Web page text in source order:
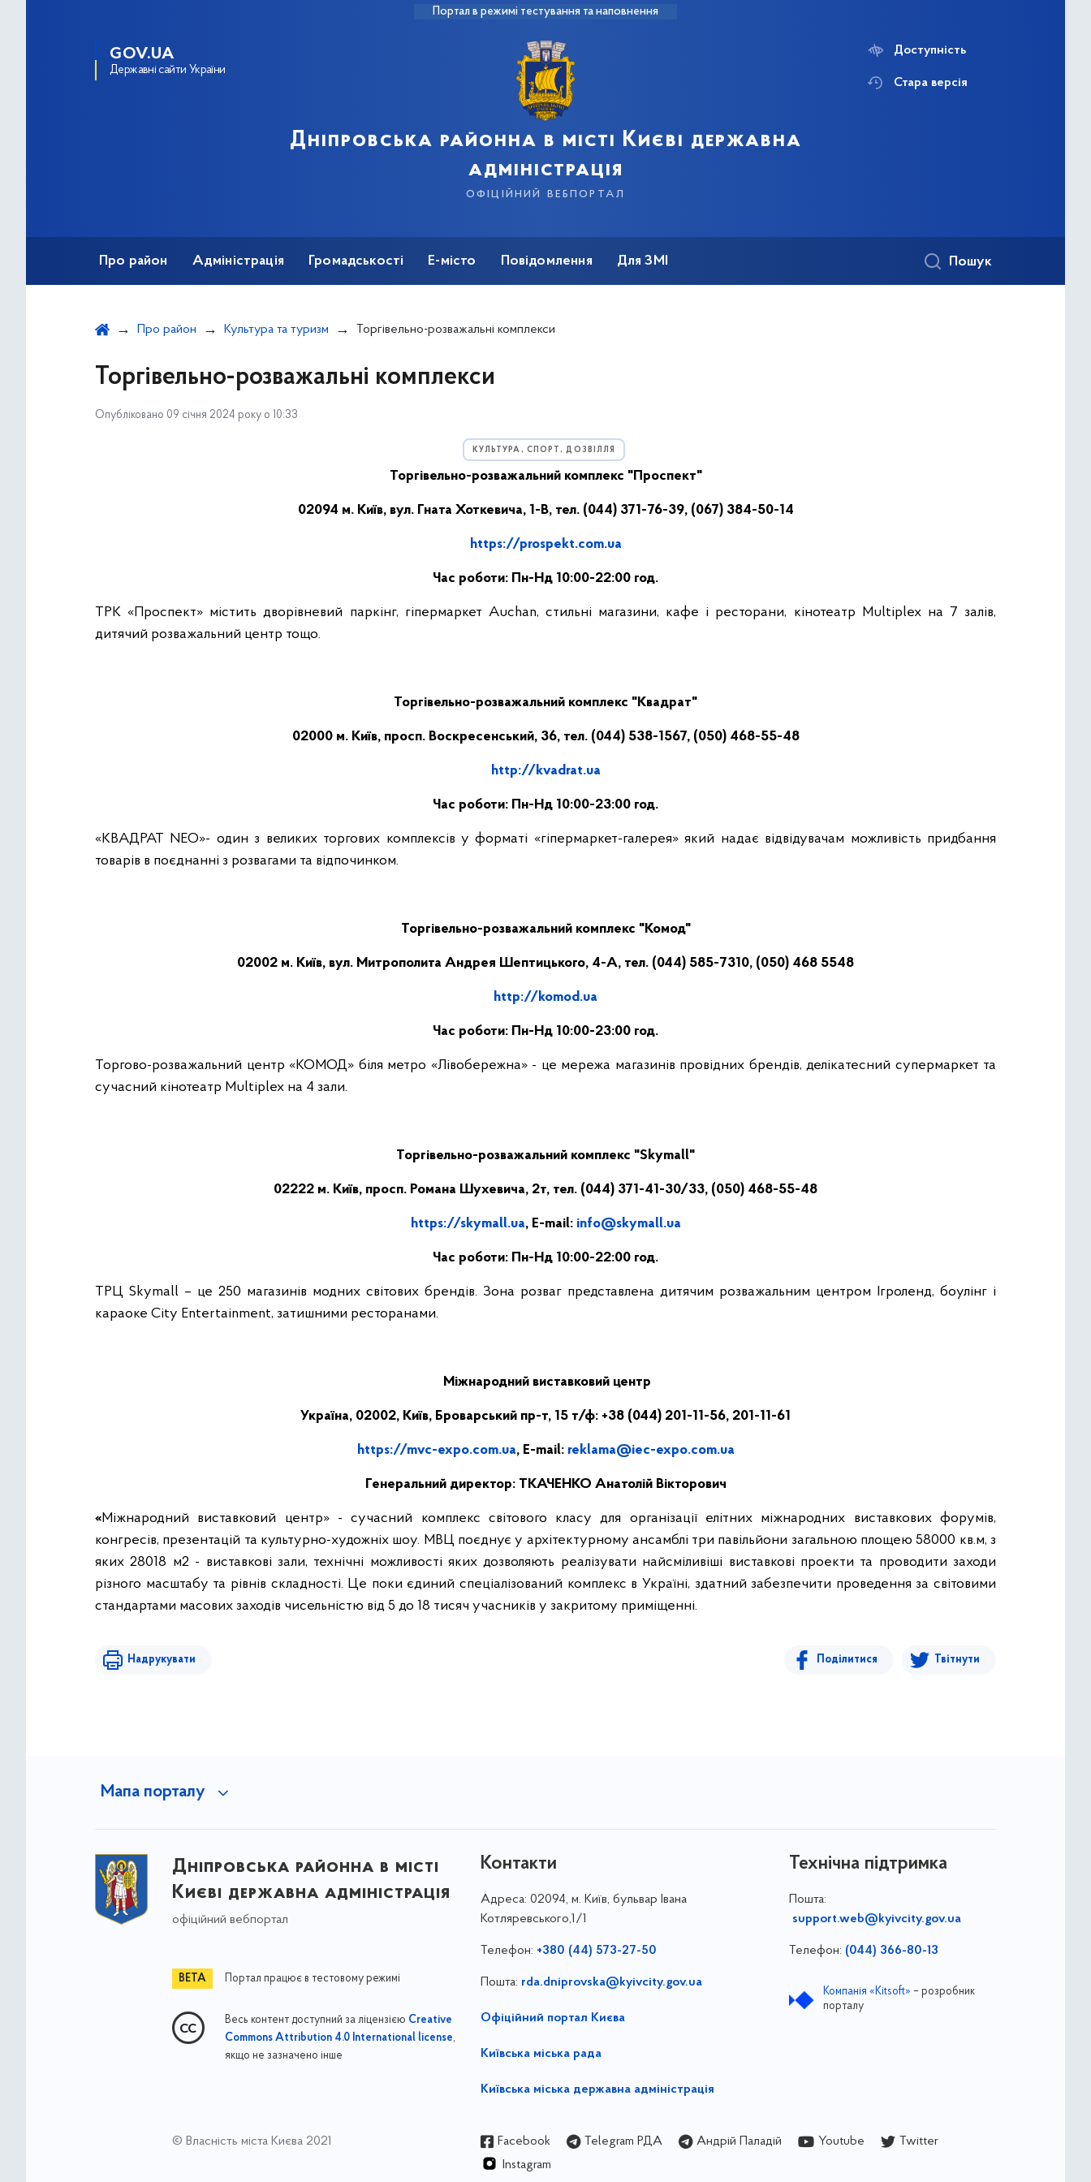
Портал в режимі тестування та наповнення
GOV.UA
Державні сайти України
Дніпровська районна в місті Києві державна
адміністрація
офіційний вебпортал
Доступність
Стара версія
Про район Адміністрація Громадськості Е-місто Повідомлення Для ЗМІ Пошук
Про район Культура та туризм Торгівельно-розважальні комплекси
Торгівельно-розважальні комплекси
Опубліковано 09 січня 2024 року о 10:33
КУЛЬТУРА, СПОРТ, ДОЗВІЛЛЯ
Торгівельно-розважальний комплекс "Проспект"
02094 м. Київ, вул. Гната Хоткевича, 1-В, тел. (044) 371-76-39, (067) 384-50-14
https://prospekt.com.ua
Час роботи: Пн-Нд 10:00-22:00 год.
ТРК «Проспект» містить дворівневий паркінг, гіпермаркет Auchan, стильні магазини, кафе і ресторани, кінотеатр Multiplex на 7 залів,
дитячий розважальний центр тощо.
Торгівельно-розважальний комплекс "Квадрат"
02000 м. Київ, просп. Воскресенський, 36, тел. (044) 538-1567, (050) 468-55-48
http://kvadrat.ua
Час роботи: Пн-Нд 10:00-23:00 год.
«КВАДРАТ NEO»- один з великих торгових комплексів у форматі «гіпермаркет-галерея» який надає відвідувачам можливість придбання
товарів в поєднанні з розвагами та відпочинком.
Торгівельно-розважальний комплекс "Комод"
02002 м. Київ, вул. Митрополита Андрея Шептицького, 4-А, тел. (044) 585-7310, (050) 468 5548
http://komod.ua
Час роботи: Пн-Нд 10:00-23:00 год.
Торгово-розважальний центр «КОМОД» біля метро «Лівобережна» - це мережа магазинів провідних брендів, делікатесний супермаркет та
сучасний кінотеатр Multiplex на 4 зали.
Торгівельно-розважальний комплекс "Skymall"
02222 м. Київ, просп. Романа Шухевича, 2т, тел. (044) 371-41-30/33, (050) 468-55-48
https://skymall.ua, E-mail: info@skymall.ua
Час роботи: Пн-Нд 10:00-22:00 год.
ТРЦ Skymall – це 250 магазинів модних світових брендів. Зона розваг представлена дитячим розважальним центром Ігроленд, боулінг і
караоке City Entertainment, затишними ресторанами.
Міжнародний виставковий центр
Україна, 02002, Київ, Броварський пр-т, 15 т/ф: +38 (044) 201-11-56, 201-11-61
https://mvc-expo.com.ua, E-mail: reklama@iec-expo.com.ua
Генеральний директор: ТКАЧЕНКО Анатолій Вікторович
«Міжнародний виставковий центр» - сучасний комплекс світового класу для організації елітних міжнародних виставкових форумів,
конгресів, презентацій та культурно-художніх шоу. МВЦ поєднує у архітектурному ансамблі три павільйони загальною площею 58000 кв.м, з
яких 28018 м2 - виставкові зали, технічні можливості яких дозволяють реалізувати найсміливіші виставкові проекти та проводити заходи
різного масштабу та рівнів складності. Це поки єдиний спеціалізований комплекс в Україні, здатний забезпечити проведення за світовими
стандартами масових заходів чисельністю від 5 до 18 тисяч учасників у закритому приміщенні.
Надрукувати Поділитися Твітнути
Мапа порталу
Дніпровська районна в місті
Києві державна адміністрація
офіційний вебпортал
Портал працює в тестовому режимі
Весь контент доступний за ліцензією Creative
Commons Attribution 4.0 International license,
якщо не зазначено інше
Контакти
Адреса: 02094, м. Київ, бульвар Івана
Котляревського,1/1
Телефон: +380 (44) 573-27-50
Пошта: rda.dniprovska@kyivcity.gov.ua
Офіційний портал Києва
Київська міська рада
Київська міська державна адміністрація
Технічна підтримка
Пошта:
support.web@kyivcity.gov.ua
Телефон: (044) 366-80-13
Компанія «Kitsoft» – розробник
порталу
© Власність міста Києва 2021 Facebook Telegram РДА Андрій Паладій Youtube
Twitter
Instagram